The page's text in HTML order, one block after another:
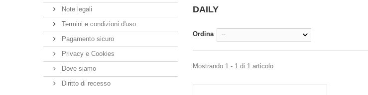
Note legali
Termini e condizioni d'uso
Pagamento sicuro
Privacy e Cookies
Dove siamo
Diritto di recesso
DAILY
Ordina --
Mostrando 1 - 1 di 1 articolo